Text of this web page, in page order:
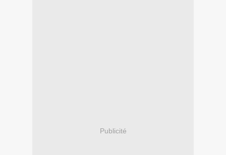
Publicité